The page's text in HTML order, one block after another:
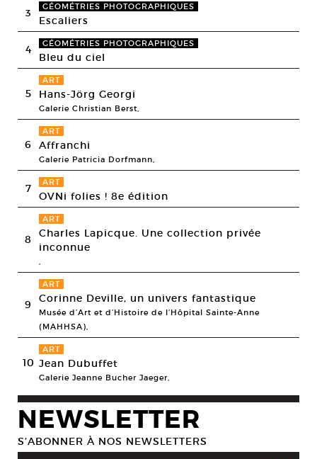
3 GÉOMÉTRIES PHOTOGRAPHIQUES
Escaliers
4 GÉOMÉTRIES PHOTOGRAPHIQUES
Bleu du ciel
5
ART
Hans-Jörg Georgi
Galerie Christian Berst,
6
ART
Affranchi
Galerie Patricia Dorfmann,
7 ART
OVNi folies ! 8e édition
8
ART
Charles Lapicque. Une collection privée
inconnue
9
ART
Corinne Deville, un univers fantastique
Musée d’Art et d’Histoire de l’Hôpital Sainte-Anne
(MAHHSA),
10
ART
Jean Dubuffet
Galerie Jeanne Bucher Jaeger,
NEWSLETTER
S’ABONNER À NOS NEWSLETTERS